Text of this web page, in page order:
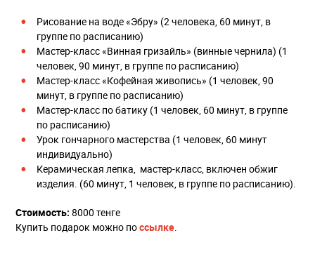
Рисование на воде «Эбру» (2 человека, 60 минут, в
группе по расписанию)
Мастер-класс «Винная гризайль» (винные чернила) (1
человек, 90 минут, в группе по расписанию)
Мастер-класс «Кофейная живопись» (1 человек, 90
минут, в группе по расписанию)
Мастер-класс по батику (1 человек, 60 минут, в группе
по расписанию)
Урок гончарного мастерства (1 человек, 60 минут
индивидуально)
Керамическая лепка, маcтер-класс, включен обжиг
изделия. (60 минут, 1 человек, в группе по расписанию).
Стоимость: 8000 тенге
Купить подарок можно поссылке